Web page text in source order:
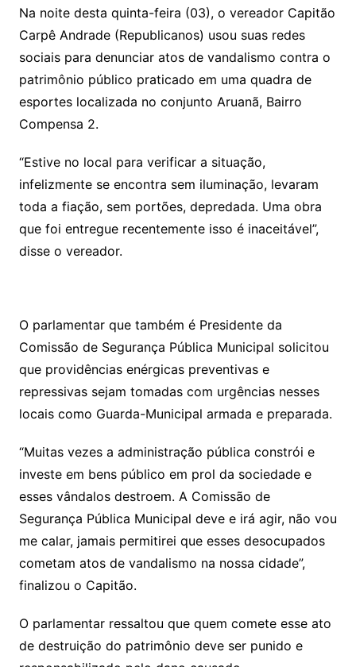
Na noite desta quinta-feira (03), o vereador Capitão
Carpê Andrade (Republicanos) usou suas redes
sociais para denunciar atos de vandalismo contra o
patrimônio público praticado em uma quadra de
esportes localizada no conjunto Aruanã, Bairro
Compensa 2.
“Estive no local para verificar a situação,
infelizmente se encontra sem iluminação, levaram
toda a fiação, sem portões, depredada. Uma obra
que foi entregue recentemente isso é inaceitável”,
disse o vereador.
O parlamentar que também é Presidente da
Comissão de Segurança Pública Municipal solicitou
que providências enérgicas preventivas e
repressivas sejam tomadas com urgências nesses
locais como Guarda-Municipal armada e preparada.
“Muitas vezes a administração pública constrói e
investe em bens público em prol da sociedade e
esses vândalos destroem. A Comissão de
Segurança Pública Municipal deve e irá agir, não vou
me calar, jamais permitirei que esses desocupados
cometam atos de vandalismo na nossa cidade”,
finalizou o Capitão.
O parlamentar ressaltou que quem comete esse ato
de destruição do patrimônio deve ser punido e